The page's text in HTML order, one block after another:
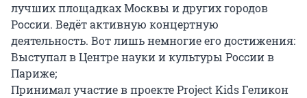
лучших площадках Москвы и других городов
России. Ведёт активную концертную
деятельность. Вот лишь немногие его достижения:
Выступал в Центре науки и культуры России в
Париже;
Принимал участие в проекте Project Kids Геликон